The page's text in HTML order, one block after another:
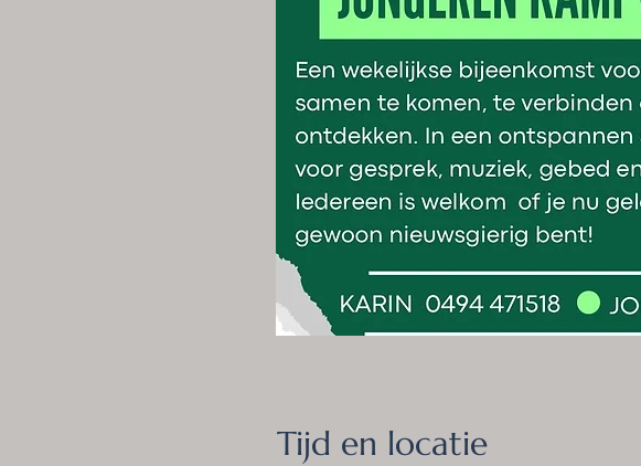
Tijd en locatie